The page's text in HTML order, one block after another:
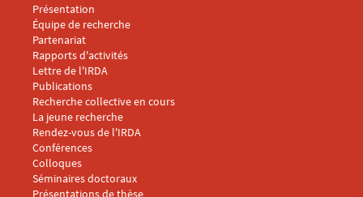
Menu footer IRDA 1
Présentation
Équipe de recherche
Partenariat
Rapports d'activités
Lettre de l'IRDA
Menu footer IRDA 2
Publications
Recherche collective en cours
La jeune recherche
Rendez-vous de l'IRDA
Conférences
Menu footer IRDA 3
Colloques
Séminaires doctoraux
Présentations de thèse